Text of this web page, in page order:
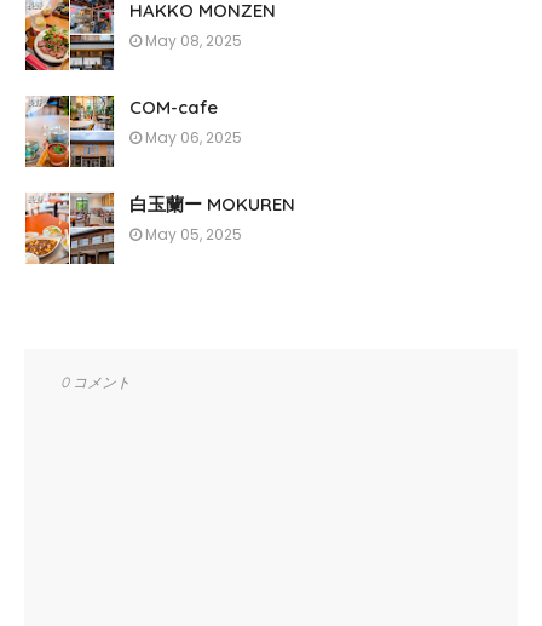
HAKKO MONZEN
May 08, 2025
COM-cafe
May 06, 2025
白玉蘭ー MOKUREN
May 05, 2025
0 コメント